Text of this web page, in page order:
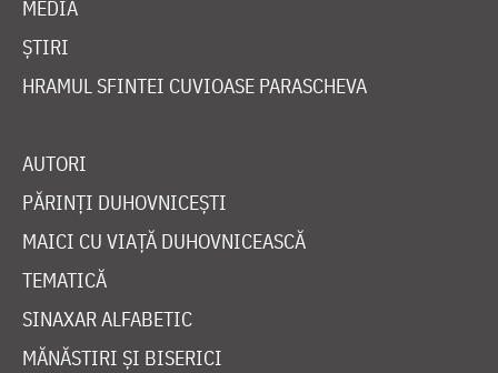
MEDIA
ȘTIRI
HRAMUL SFINTEI CUVIOASE PARASCHEVA
AUTORI
PĂRINȚI DUHOVNICEȘTI
MAICI CU VIAȚĂ DUHOVNICEASCĂ
TEMATICĂ
SINAXAR ALFABETIC
MĂNĂSTIRI ȘI BISERICI